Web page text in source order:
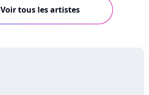
Voir tous les artistes